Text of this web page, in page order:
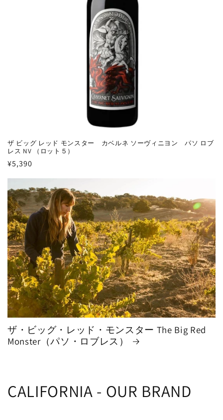
ザ ビッグ レッド モンスター カベルネ ソーヴィニヨン パソ ロブ
レス NV （ロット５）
通
常
価
格
¥5,390
ザ・ビッグ・レッド・モンスター The Big Red
Monster（パソ・ロブレス）
CALIFORNIA - OUR BRAND